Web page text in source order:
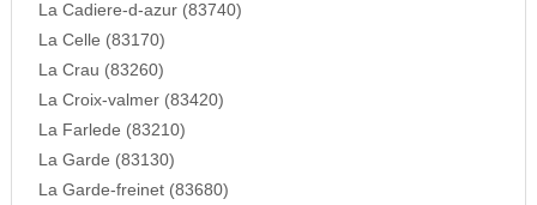
La Cadiere-d-azur (83740)
La Celle (83170)
La Crau (83260)
La Croix-valmer (83420)
La Farlede (83210)
La Garde (83130)
La Garde-freinet (83680)